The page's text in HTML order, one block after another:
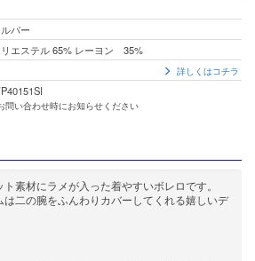
バー
エステル 65% レーヨン 35%
詳しくはコチラ
問い合わせ時にお知らせください
素材にラメが入った着やすいボレロです。
は二の腕をふんわりカバーしてくれる嬉しいデ